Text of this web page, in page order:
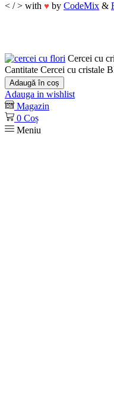
< / > with ♥ by CodeMix &
Cercei cu
Cantitate Cercei cu cristale
Adaugă în coș
Adauga in wishlist
Magazin
0 Coș
Meniu